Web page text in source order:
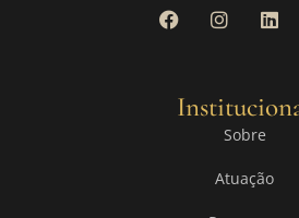
Sobre
Atuação